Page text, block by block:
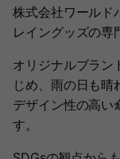
株式会社ワールド
レイングッズの専
オリジナルブラン
じめ、雨の日も晴
デザイン性の高い
す。